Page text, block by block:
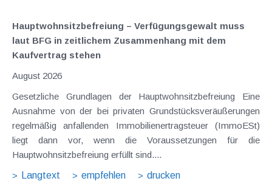
Hauptwohnsitz​­befreiung – Verfügungsgewalt muss
laut BFG in zeitlichem Zusammenhang mit dem
Kaufvertrag stehen
August 2026
Gesetzliche Grundlagen der Hauptwohnsitzbefreiung Eine
Ausnahme von der bei privaten Grundstücksveräußerungen
regelmäßig anfallenden Immobilienertragsteuer (ImmoESt)
liegt dann vor, wenn die Voraussetzungen für die
Hauptwohnsitzbefreiung erfüllt sind....
Langtext
empfehlen drucken